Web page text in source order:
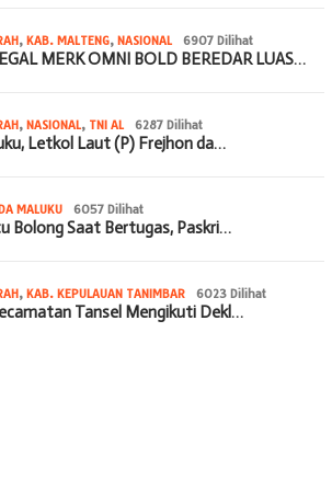
, KAB. MALTENG, NASIONAL 6907 Dilihat
MERK OMNI BOLD BEREDAR LUAS…
, NASIONAL, TNI AL 6287 Dilihat
Letkol Laut (P) Frejhon da…
MALUKU 6057 Dilihat
Bolong Saat Bertugas, Paskri…
, KAB. KEPULAUAN TANIMBAR 6023 Dilihat
Tansel Mengikuti Dekl…